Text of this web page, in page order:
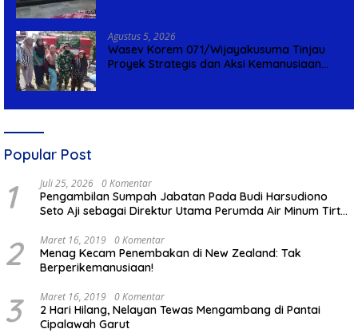
Agustus 5, 2026
Wasev Korem 071/Wijayakusuma Tinjau
Proyek Strategis dan Aksi Kemanusiaan
Popular Post
1 Juli 25, 2026 0 Komentar
Pengambilan Sumpah Jabatan Pada Budi Harsudiono
Seto Aji sebagai Direktur Utama Perumda Air Minum Tirta
2 Maret 16, 2019 0 Komentar
Menag Kecam Penembakan di New Zealand: Tak
Berperikemanusiaan!
3 Maret 16, 2019 0 Komentar
2 Hari Hilang, Nelayan Tewas Mengambang di Pantai
Cipalawah Garut